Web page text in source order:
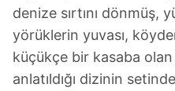
denize sırtını dönmüş,
yörüklerin yuvası,
küçükçe bir kasaba
anlatıldığı dizinin